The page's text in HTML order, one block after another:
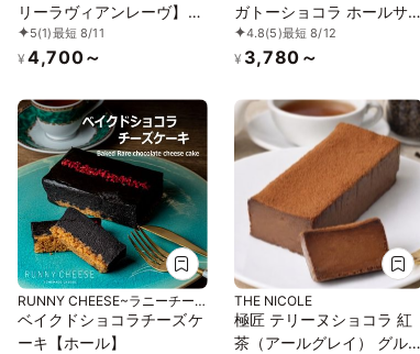
リーラヴィアンレーヴ】ハ
ートのチョコレートケーキ
4号
5(1)最短 8/11
¥ 4,700～
ガトーショコラ ホールサ
イズ ギフト お中元2026
4.8(5)最短 8/12
¥ 3,780～
RUNNY CHEESE~ラニーチー
ズ~
ベイクドショコラチーズケ
ーキ【ホール】
THE NICOLE
極匠 テリーヌショコラ 紅
茶（アールグレイ） グル